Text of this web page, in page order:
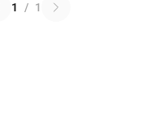
1 / 1